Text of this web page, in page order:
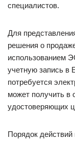
специалистов.
Для
решения о
использованием
учетную запись
потребуется
может получить в
удостоверяющих
Порядок